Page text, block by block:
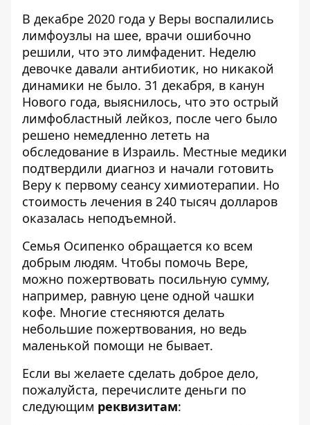
В декабре 2020 года у Веры воспалились
лимфоузлы на шее, врачи ошибочно
решили, что это лимфаденит. Неделю
девочке давали антибиотик, но никакой
динамики не было. 31 декабря, в канун
Нового года, выяснилось, что это острый
лимфобластный лейкоз, после чего было
решено немедленно лететь на
обследование в Израиль. Местные медики
подтвердили диагноз и начали готовить
Веру к первому сеансу химиотерапии. Но
стоимость лечения в 240 тысяч долларов
оказалась неподъемной.
Семья Осипенко обращается ко всем
добрым людям. Чтобы помочь Вере,
можно пожертвовать посильную сумму,
например, равную цене одной чашки
кофе. Многие стесняются делать
небольшие пожертвования, но ведь
маленькой помощи не бывает.
Если вы желаете сделать доброе дело,
пожалуйста, перечислите деньги по
следующим реквизитам: